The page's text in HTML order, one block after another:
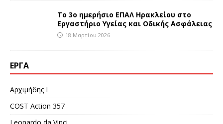
Το 3ο ημερήσιο ΕΠΑΛ Ηρακλείου στο
Εργαστήριο Υγείας και Οδικής Ασφάλειας
18 Μαρτίου 2026
ΈΡΓΑ
Αρχιμήδης Ι
COST Action 357